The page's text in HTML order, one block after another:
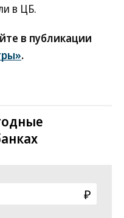
в ЦБ.
в публикации
.
₽